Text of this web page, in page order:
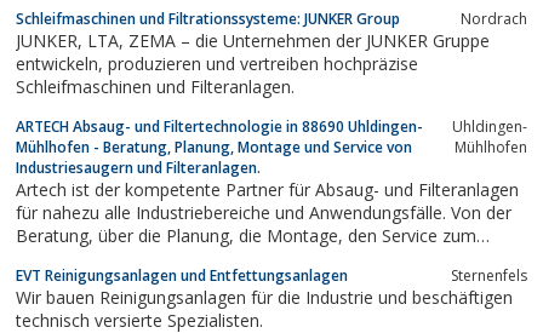
Schleifmaschinen und Filtrationssysteme: JUNKER Group Nordrach
JUNKER, LTA, ZEMA – die Unternehmen der JUNKER Gruppe
entwickeln, produzieren und vertreiben hochpräzise
Schleifmaschinen und Filteranlagen.
ARTECH Absaug- und Filtertechnologie in 88690 Uhldingen-
Mühlhofen - Beratung, Planung, Montage und Service von
Industriesaugern und Filteranlagen.
Uhldingen-
Mühlhofen
Artech ist der kompetente Partner für Absaug- und Filteranlagen
für nahezu alle Industriebereiche und Anwendungsfälle. Von der
Beratung, über die Planung, die Montage, den Service zum
EVT Reinigungsanlagen und Entfettungsanlagen Sternenfels
Wir bauen Reinigungsanlagen für die Industrie und beschäftigen
technisch versierte Spezialisten.